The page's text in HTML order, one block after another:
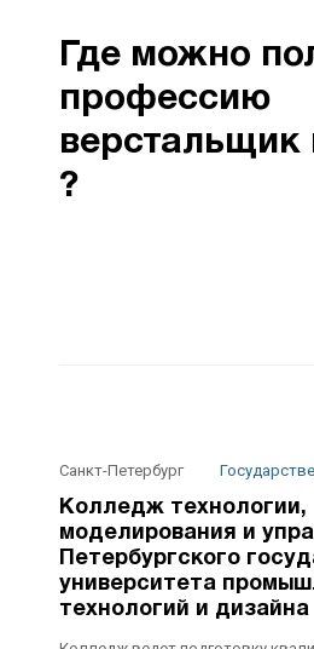
Где можно
профессию
верстальщик
?
Санкт-Петербург
Колледж технологии,
моделирования и
Петербургского
университета
технологий и дизайна